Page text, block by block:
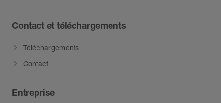
Contact et téléchargements
Téléchargements
Contact
Entreprise